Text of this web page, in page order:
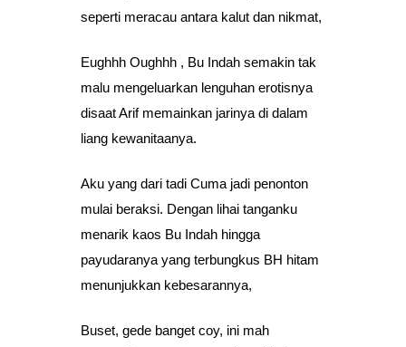
seperti meracau antara kalut dan nikmat,
Eughhh Oughhh , Bu Indah semakin tak
malu mengeluarkan lenguhan erotisnya
disaat Arif memainkan jarinya di dalam
liang kewanitaanya.
Aku yang dari tadi Cuma jadi penonton
mulai beraksi. Dengan lihai tanganku
menarik kaos Bu Indah hingga
payudaranya yang terbungkus BH hitam
menunjukkan kebesarannya,
Buset, gede banget coy, ini mah